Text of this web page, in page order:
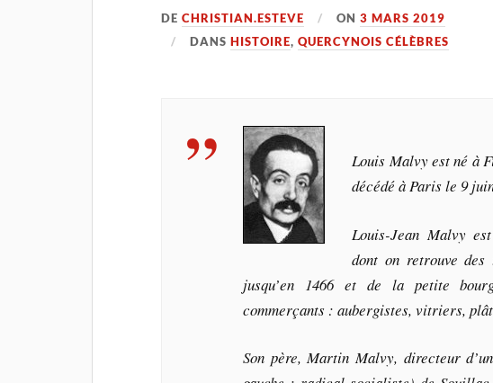
DECHRISTIAN.ESTEVE ON3 MARS 2019
DANSHISTOIRE,QUERCYNOIS CÉLÈBRES
Louis Malvy est né à
décédé à Paris le 9
Louis-Jean Malvy
dont on retrouve
jusqu’en 1466 et de la petite
commerçants : aubergistes, vitriers,
Son père, Martin Malvy, directeur